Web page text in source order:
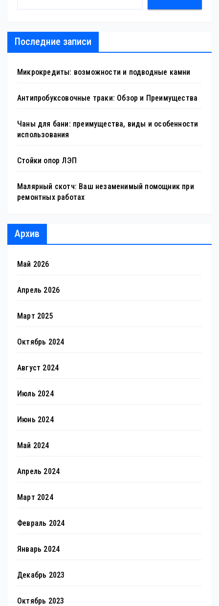
Последние записи
Микрокредиты: возможности и подводные камни
Антипробуксовочные траки: Обзор и Преимущества
Чаны для бани: преимущества, виды и особенности
использования
Стойки опор ЛЭП
Малярный скотч: Ваш незаменимый помощник при
ремонтных работах
Архив
Май 2026
Апрель 2026
Март 2025
Октябрь 2024
Август 2024
Июль 2024
Июнь 2024
Май 2024
Апрель 2024
Март 2024
Февраль 2024
Январь 2024
Декабрь 2023
Октябрь 2023